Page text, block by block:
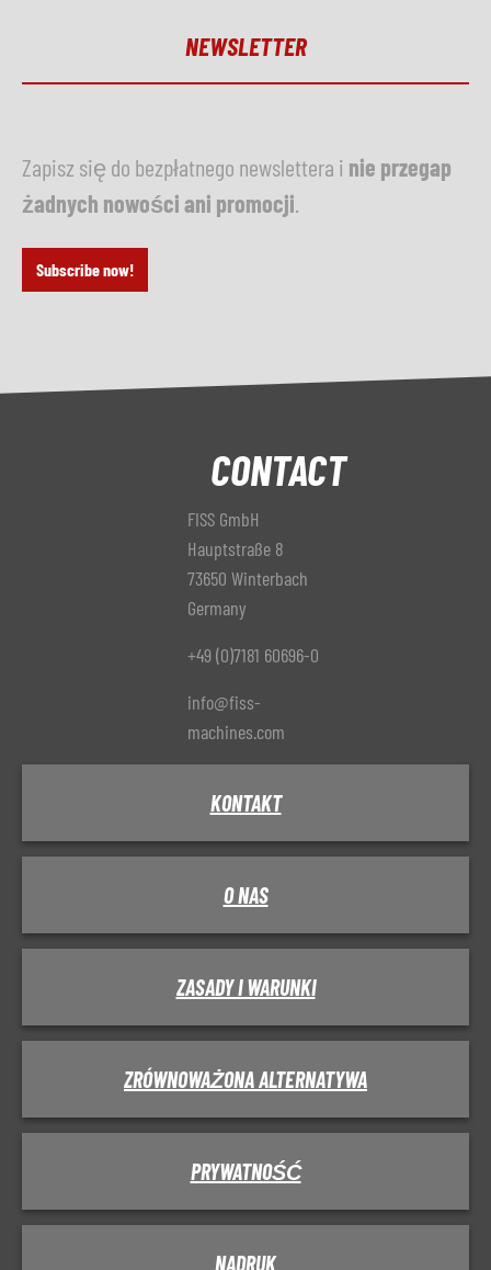
NEWSLETTER
Zapisz się do bezpłatnego newslettera i nie przegap
żadnych nowości ani promocji
Subscribe now!
CONTACT
FISS GmbH
Hauptstraße 8
73650 Winterbach
Germany
+49 (0)7181 60696-0
info@fiss-
machines.com
KONTAKT
O NAS
ZASADY I WARUNKI
ZRÓWNOWAŻONA ALTERNATYWA
PRYWATNOŚĆ
NADRUK